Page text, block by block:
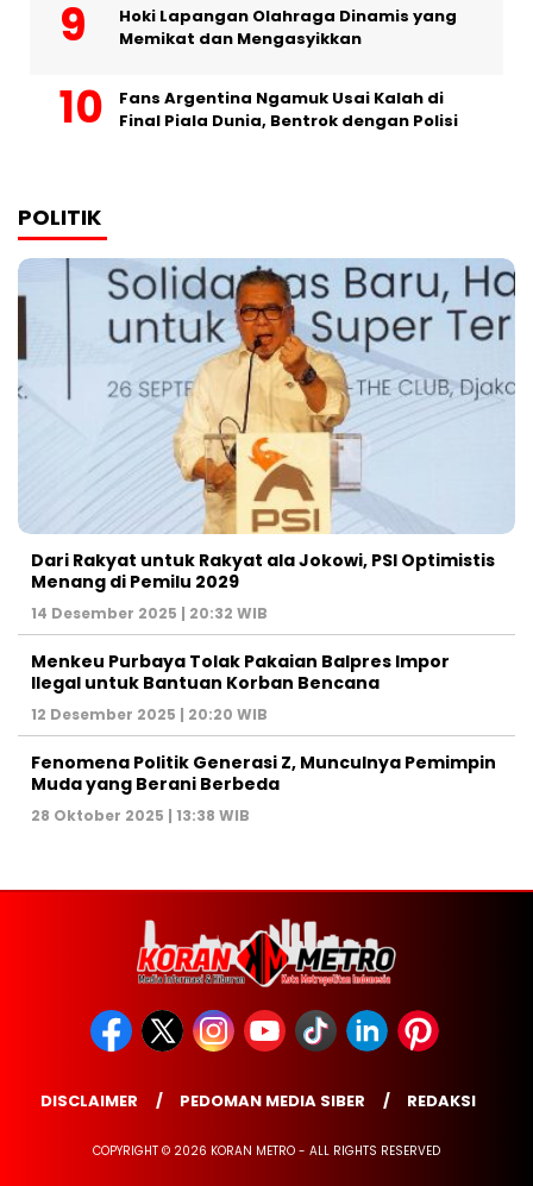
Hoki Lapangan Olahraga Dinamis yang
Memikat dan Mengasyikkan
Fans Argentina Ngamuk Usai Kalah di
Final Piala Dunia, Bentrok dengan Polisi
POLITIK
Dari Rakyat untuk Rakyat ala Jokowi, PSI Optimistis
Menang di Pemilu 2029
14 Desember 2025 | 20:32 WIB
Menkeu Purbaya Tolak Pakaian Balpres Impor
Ilegal untuk Bantuan Korban Bencana
12 Desember 2025 | 20:20 WIB
Fenomena Politik Generasi Z, Munculnya Pemimpin
Muda yang Berani Berbeda
28 Oktober 2025 | 13:38 WIB
DISCLAIMER PEDOMAN MEDIA SIBER REDAKSI
COPYRIGHT © 2026 KORAN METRO - ALL RIGHTS RESERVED